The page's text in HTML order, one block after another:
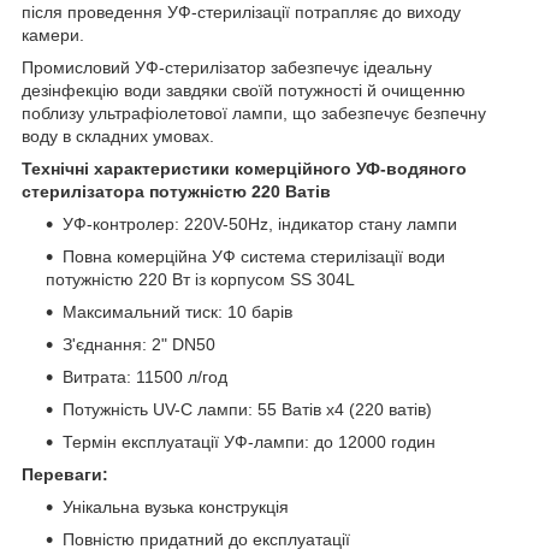
після проведення УФ-стерилізації потрапляє до виходу
камери.
Промисловий УФ-стерилізатор забезпечує ідеальну
дезінфекцію води завдяки своїй потужності й очищенню
поблизу ультрафіолетової лампи, що забезпечує безпечну
воду в складних умовах.
Технічні характеристики комерційного УФ-водяного
стерилізатора потужністю 220 Ватів
УФ-контролер: 220V-50Hz, індикатор стану лампи
Повна комерційна УФ система стерилізації води
потужністю 220 Вт із корпусом SS 304L
Максимальний тиск: 10 барів
З'єднання: 2" DN50
Витрата: 11500 л/год
Потужність UV-C лампи: 55 Ватів x4 (220 ватів)
Термін експлуатації УФ-лампи: до 12000 годин
Переваги:
Унікальна вузька конструкція
Повністю придатний до експлуатації